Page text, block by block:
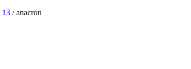
13 / anacron